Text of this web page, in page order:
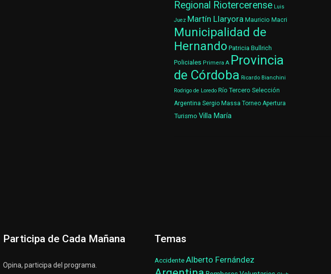
Regional Riotercerense Luis
Juez Martín Llaryora Mauricio Macri
Municipalidad de
Hernando Patricia Bullrich
Policiales Primera A Provincia
de Córdoba Ricardo Bianchini
Rodrigo de Loredo Río Tercero Selección
Argentina Sergio Massa Torneo Apertura
Turismo Villa María
Participa de Cada Mañana
Opina, participa del programa.
Temas
AccidenteAlberto Fernández